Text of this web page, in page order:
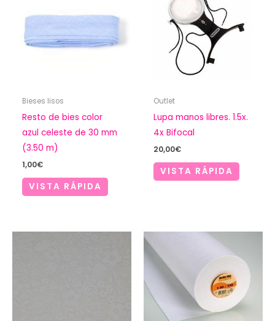
Bieses lisos
Resto de bies color
azul celeste de 30 mm
(3.50 m)
1,00€
VISTA RÁPIDA
Outlet
Lupa manos libres. 1.5x.
4x Bifocal
20,00€
VISTA RÁPIDA